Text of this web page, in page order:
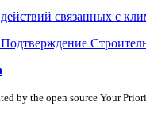
связанных с
by the open source Your